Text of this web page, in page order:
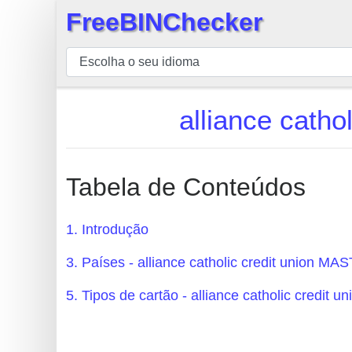
BIN
Verificador
BIN
Número
BIN
API
Generator
BIN
FreeBINChecker
alliance
Tabela de Conteúdos
1. Introdução
3. Países - alliance catholic credit union
5. Tipos de cartão - alliance catholic credit